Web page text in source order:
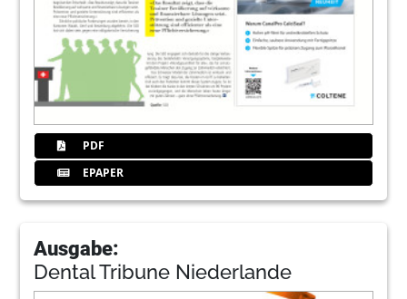
PDF
EPAPER
Ausgabe:
Dental Tribune Niederlande